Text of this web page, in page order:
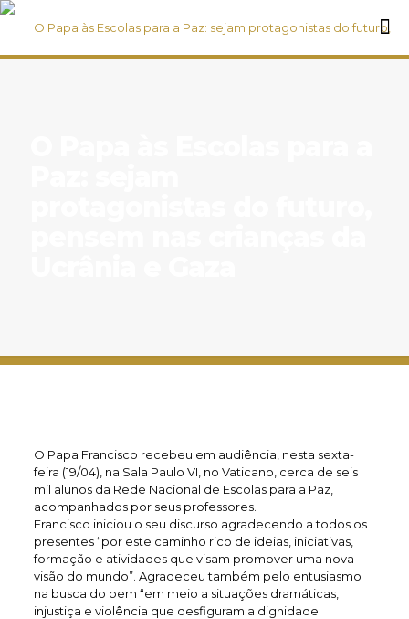
O Papa Francisco recebeu em audiência, nesta sexta-
feira (19/04), na Sala Paulo VI, no Vaticano, cerca de seis
mil alunos da Rede Nacional de Escolas para a Paz,
acompanhados por seus professores.
Francisco iniciou o seu discurso agradecendo a todos os
presentes “por este caminho rico de ideias, iniciativas,
formação e atividades que visam promover uma nova
visão do mundo”. Agradeceu também pelo entusiasmo
na busca do bem “em meio a situações dramáticas,
injustiça e violência que desfiguram a dignidade